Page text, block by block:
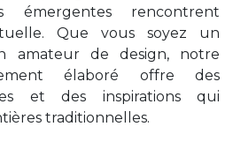
rencontrent
Que vous soyez un
amateur de design, notre
élaboré offre des
et des inspirations qui
traditionnelles.